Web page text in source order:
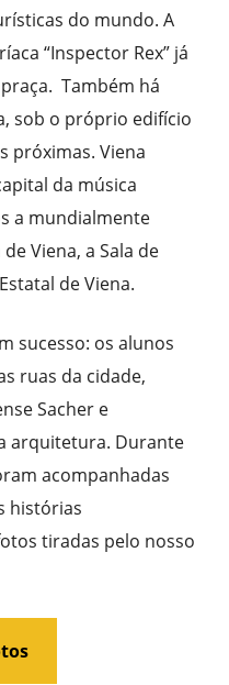
do mundo. A
“Inspector Rex” já
Também há
sob o próprio edifício
próximas. Viena
da música
a mundialmente
Viena, a Sala de
de Viena.
sucesso: os alunos
ruas da cidade,
Sacher e
arquitetura. Durante
acompanhadas
histórias
tiradas pelo nosso